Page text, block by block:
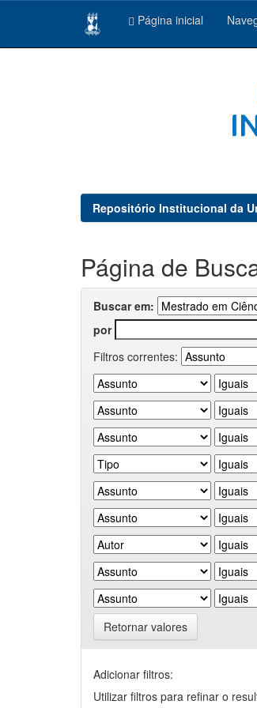
Página inicial
Repositório Institucional da
Página de
Buscar em:
por
Filtros correntes:
Retornar valores
Adicionar filtros:
Utilizar filtros para refinar o